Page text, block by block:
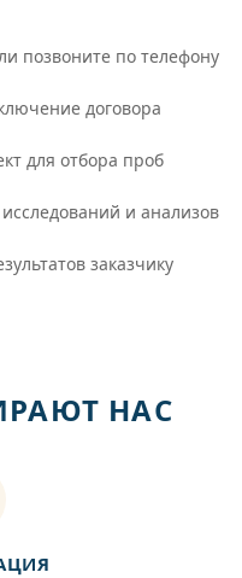
позвоните по телефону
договора
для отбора проб
и анализов
заказчику
НАС